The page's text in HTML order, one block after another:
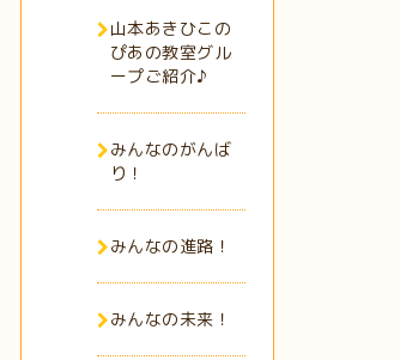
山本あきひこの
ぴあの教室グル
ープご紹介♪
みんなのがんば
り！
みんなの進路！
みんなの未来！